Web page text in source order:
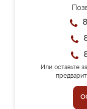
Или оставьте